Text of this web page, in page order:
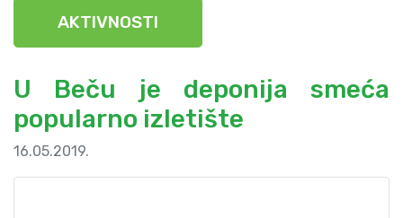
AKTIVNOSTI
U Beču je deponija smeća
popularno izletište
16.05.2019.